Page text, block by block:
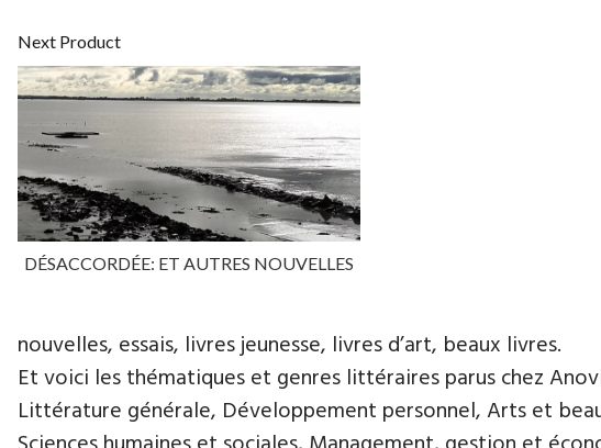
Next Product
DÉSACCORDÉE: ET AUTRES NOUVELLES
nouvelles, essais, livres jeunesse, livres d’art, beaux livres.
Et voici les thématiques et genres littéraires parus chez
Littérature générale, Développement personnel, Arts et